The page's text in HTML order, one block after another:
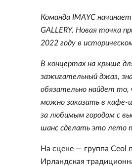
Команда IMAYC
GALLERY. Новая точка
2022 году в
В концертах на крыше
зажигательный джаз,
обязательно найдет то,
можно заказать в кафе-
за любимым городом с
шанс сделать это лето
На сцене — группа Ceol
Ирландская